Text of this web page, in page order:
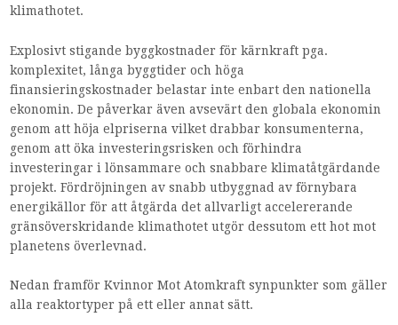
klimathotet.
Explosivt stigande byggkostnader för kärnkraft pga.
komplexitet, långa byggtider och höga
finansieringskostnader belastar inte enbart den nationella
ekonomin. De påverkar även avsevärt den globala ekonomin
genom att höja elpriserna vilket drabbar konsumenterna,
genom att öka investeringsrisken och förhindra
investeringar i lönsammare och snabbare klimatåtgärdande
projekt. Fördröjningen av snabb utbyggnad av förnybara
energikällor för att åtgärda det allvarligt accelererande
gränsöverskridande klimathotet utgör dessutom ett hot mot
planetens överlevnad.
Nedan framför Kvinnor Mot Atomkraft synpunkter som gäller
alla reaktortyper på ett eller annat sätt.